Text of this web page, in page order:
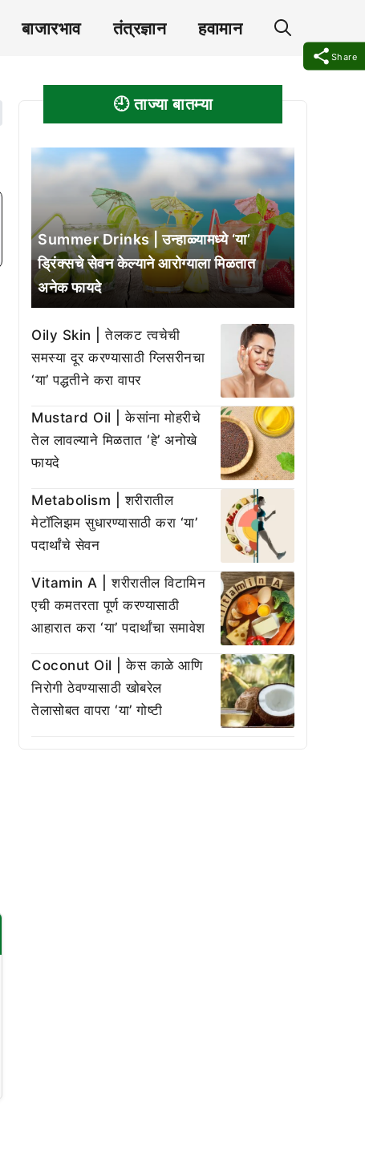
बाजारभाव तंत्रज्ञान हवामान
Share
🕘 ताज्या बातम्या
Summer Drinks | उन्हाळ्यामध्ये ‘या’
ड्रिंक्सचे सेवन केल्याने आरोग्याला मिळतात
अनेक फायदे
Oily Skin | तेलकट त्वचेची
समस्या दूर करण्यासाठी ग्लिसरीनचा
‘या’ पद्धतीने करा वापर
Mustard Oil | केसांना मोहरीचे
तेल लावल्याने मिळतात ‘हे’ अनोखे
फायदे
Metabolism | शरीरातील
मेटॉलिझम सुधारण्यासाठी करा ‘या’
पदार्थांचे सेवन
Vitamin A | शरीरातील विटामिन
एची कमतरता पूर्ण करण्यासाठी
आहारात करा ‘या’ पदार्थांचा समावेश
Coconut Oil | केस काळे आणि
निरोगी ठेवण्यासाठी खोबरेल
तेलासोबत वापरा ‘या’ गोष्टी